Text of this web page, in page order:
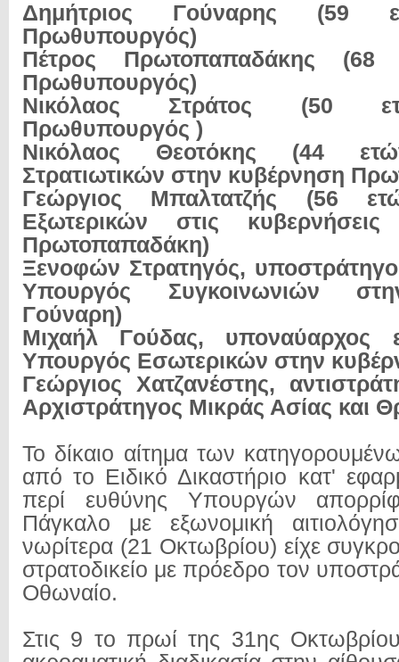
Δημήτριος Γούναρης (59
Πρωθυπουργός)
Πέτρος Πρωτοπαπαδάκης
Πρωθυπουργός)
Νικόλαος Στράτος (50
Πρωθυπουργός )
Νικόλαος Θεοτόκης (44
Στρατιωτικών στην κυβέρνηση
Γεώργιος Μπαλτατζής (56
Εξωτερικών στις
Πρωτοπαπαδάκη)
Ξενοφών Στρατηγός,
Υπουργός Συγκοινωνιών
Γούναρη)
Μιχαήλ Γούδας, υποναύαρχος
Υπουργός Εσωτερικών στην
Γεώργιος Χατζανέστης,
Αρχιστράτηγος Μικράς Ασίας και
Το δίκαιο αίτημα των
από το Ειδικό Δικαστήριο κατ'
περί ευθύνης Υπουργών
Πάγκαλο με εξωνομική
νωρίτερα (21 Οκτωβρίου) είχε
στρατοδικείο με πρόεδρο τον
Οθωναίο.
Στις 9 το πρωί της 31ης